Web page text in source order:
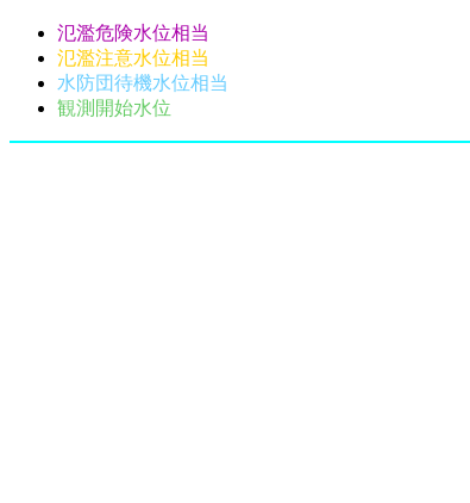
氾濫危険水位相当
氾濫注意水位相当
水防団待機水位相当
観測開始水位